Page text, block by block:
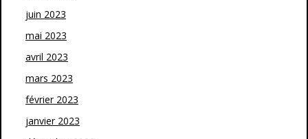
juin 2023
mai 2023
avril 2023
mars 2023
février 2023
janvier 2023